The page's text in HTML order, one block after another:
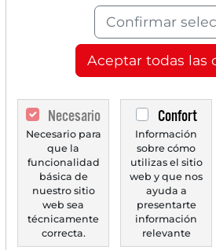
crecimiento - H.C. Wainwright
precio del 148 %
La reciente situación en torno a
caracteriza por una dinámica sin
Confirmar
Aceptar todas las
Necesario
Necesario para
que la
funcionalidad
básica de
nuestro sitio
web sea
técnicamente
correcta.
Confort
Información
sobre cómo
utilizas el sitio
web y que nos
ayuda a
presentarte
información
relevante